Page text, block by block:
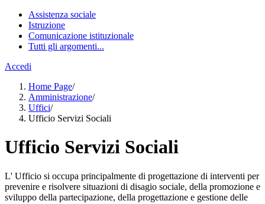
Assistenza sociale
Istruzione
Comunicazione istituzionale
Tutti gli argomenti...
Accedi
Home Page/
Amministrazione/
Uffici/
Ufficio Servizi Sociali
Ufficio Servizi Sociali
L' Ufficio si occupa principalmente di progettazione di interventi per
prevenire e risolvere situazioni di disagio sociale, della promozione e
sviluppo della partecipazione, della progettazione e gestione delle